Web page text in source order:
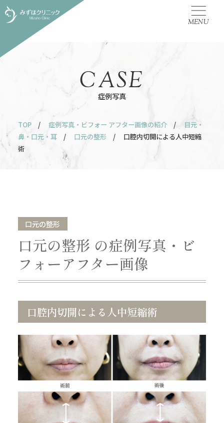
MENU
症例写真
CASE
TOP / 症例写真・ビフォー アフター画像の紹介 /
目元・
鼻・口元・耳
/ 口元の整形
/ 口腔内切開による人中短縮
術
口元の整形
口元の整形 の症例写真・ビ
フォーアフター画像
口腔内切開による人中短縮術